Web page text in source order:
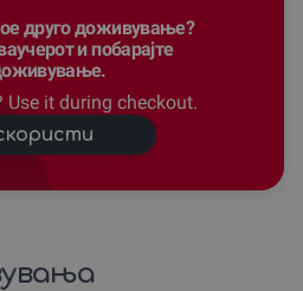
друго доживување?
и побарајте
Use it during checkout.